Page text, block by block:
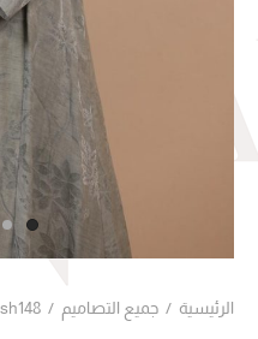
الرئيسية / جميع التصاميم /